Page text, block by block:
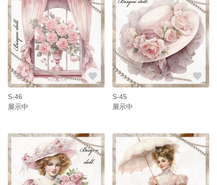
S-46
展示中
S-45
展示中